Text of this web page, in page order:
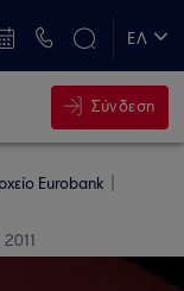
ΕΛ
Σύνδεση
Eurobank
2011